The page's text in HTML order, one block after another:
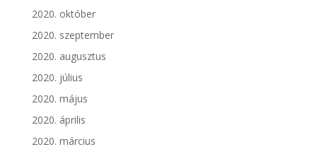
2020. október
2020. szeptember
2020. augusztus
2020. július
2020. május
2020. április
2020. március